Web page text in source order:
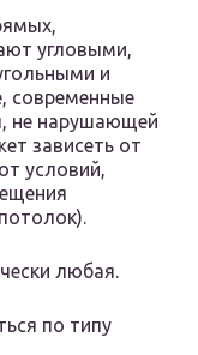
угловыми,
и
современные
не нарушающей
зависеть от
условий,
любая.
по типу